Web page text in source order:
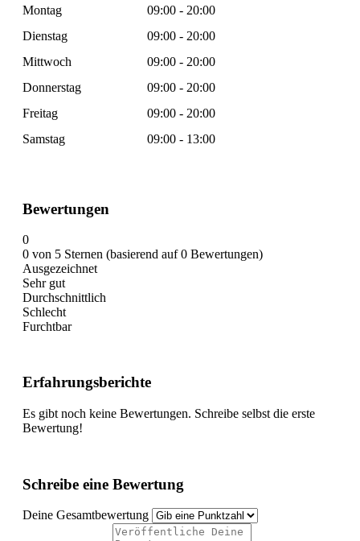
Montag
09:00 - 20:00
Dienstag
09:00 - 20:00
Mittwoch
09:00 - 20:00
Donnerstag
09:00 - 20:00
Freitag
09:00 - 20:00
Samstag
09:00 - 13:00
Bewertungen
0
0 von 5 Sternen (basierend auf 0 Bewertungen)
Ausgezeichnet
Sehr gut
Durchschnittlich
Schlecht
Furchtbar
Erfahrungsberichte
Es gibt noch keine Bewertungen. Schreibe selbst die erste
Bewertung!
Schreibe eine Bewertung
Deine Gesamtbewertung